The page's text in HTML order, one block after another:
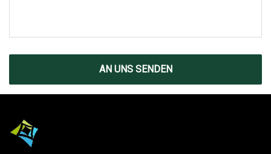
AN UNS SENDEN